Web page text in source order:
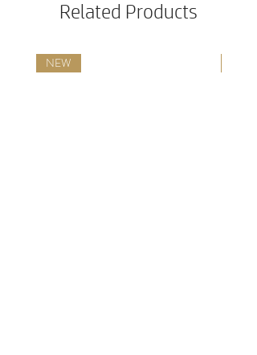
Related Products
NEW